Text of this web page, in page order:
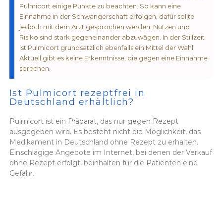
Pulmicort einige Punkte zu beachten. So kann eine
Einnahme in der Schwangerschaft erfolgen, dafür sollte
jedoch mit dem Arzt gesprochen werden. Nutzen und
Risiko sind stark gegeneinander abzuwägen. In der Stillzeit
ist Pulmicort grundsätzlich ebenfalls ein Mittel der Wahl.
Aktuell gibt es keine Erkenntnisse, die gegen eine Einnahme
sprechen.
Ist Pulmicort rezeptfrei in
Deutschland erhältlich?
Pulmicort ist ein Präparat, das nur gegen Rezept
ausgegeben wird. Es besteht nicht die Möglichkeit, das
Medikament in Deutschland ohne Rezept zu erhalten.
Einschlägige Angebote im Internet, bei denen der Verkauf
ohne Rezept erfolgt, beinhalten für die Patienten eine
Gefahr.